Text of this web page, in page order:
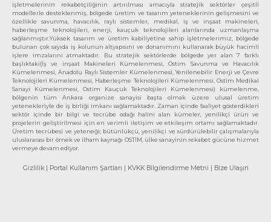
işletmelerinin rekabetçiliğinin artırılması amacıyla stratejik sektörler çeşitli
modellerle desteklenmiş, bölgede üretim ve tasarım yeteneklerinin gelişmesini ve
özellikle savunma, havacılık, raylı sistemler, medikal, iş ve inşaat makineleri,
haberleşme teknolojileri, enerji, kauçuk teknolojileri alanlarında uzmanlaşma
sağlanmıştır.Yüksek tasarım ve üretim kabiliyetine sahip işletmelerimiz, bölgede
bulunan çok sayıda iş kolunun altyapısını ve donanımını kullanarak büyük hacimli
işlere imzalarını atmaktadır. Bu stratejik sektörlerde bölgede yer alan 7 farklı
başlıktaki(İş ve inşaat Makineleri Kümelenmesi, Ostim Savunma ve Havacılık
Kümelenmesi, Anadolu Raylı Sistemler Kümelenmesi, Yenilenebilir Enerji ve Çevre
Teknolojileri Kümelenmesi, Haberleşme Teknolojileri Kümelenmesi, Ostim Medikal
Sanayi Kümelenmesi, Ostim Kauçuk Teknolojileri Kümelenmesi) kümelenme,
bölgenin tüm Ankara organize sanayisi başta olmak üzere ulusal üretim
yetenekleriyle de iş birliği imkanı sağlamaktadır. Zaman içinde faaliyet gösterdikleri
sektör içinde bir bilgi ve tecrübe odağı halini alan kümeler, yenilikçi ürün ve
projelerin geliştirilmesi için en verimli iletişim ve etkileşim ortamı sağlamaktadır.
Üretim tecrübesi ve yeteneği; bütünlükçü, yenilikçi ve sürdürülebilir çalışmalarıyla
uluslararası bir örnek ve ilham kaynağı OSTİM, ülke sanayinin rekabet gücüne hizmet
vermeye devam ediyor.
Gizlilik | Portal Kullanım Şartları | KVKK Bilgilendirme Metni | Bize Ulaşın